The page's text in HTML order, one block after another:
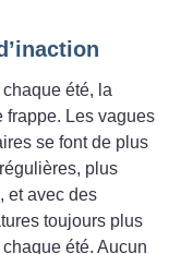
été, la
frappe. Les vagues
se font de plus
plus
et avec des
toujours plus
été. Aucun